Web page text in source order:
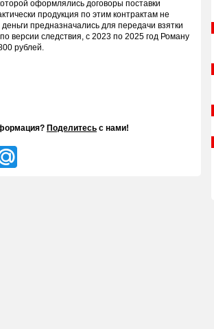
оформлялись договоры поставки
продукция по этим контрактам не
предназначались для передачи взятки
версии следствия, с 2023 по 2025 год Роману
рублей.
Поделитесь с нами!